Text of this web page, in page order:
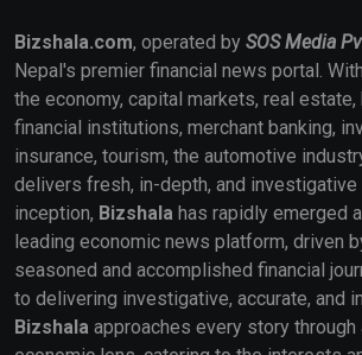
Bizshala.com, operated by SOS Media
Nepal's premier financial news portal.
the economy, capital markets, real estate,
financial institutions, merchant banking,
insurance, tourism, the automotive
delivers fresh, in-depth, and
inception, Bizshala has rapidly emerged
leading economic news platform, driven
seasoned and accomplished financial
to delivering investigative, accurate, and
Bizshala approaches every story